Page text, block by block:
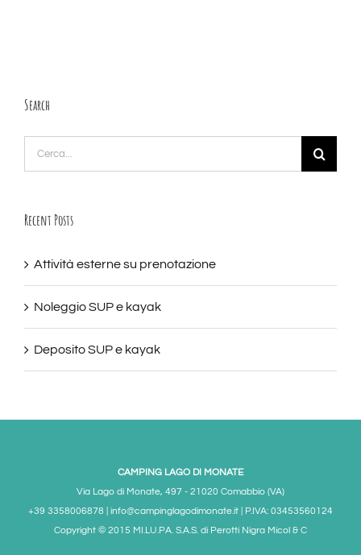
Search
Cerca
per:
Recent Posts
Attività esterne su prenotazione
Noleggio SUP e kayak
Deposito SUP e kayak
CAMPING LAGO DI MONATE
Via Lago di Monate, 497 - 21020 Comabbio (VA)
+39 3358006878 | info@campinglagodimonate.it | P.IVA: 03453560124
Copyright © 2015 MI.LU.PA. S.A.S. di Perotti Nigra Micol & C